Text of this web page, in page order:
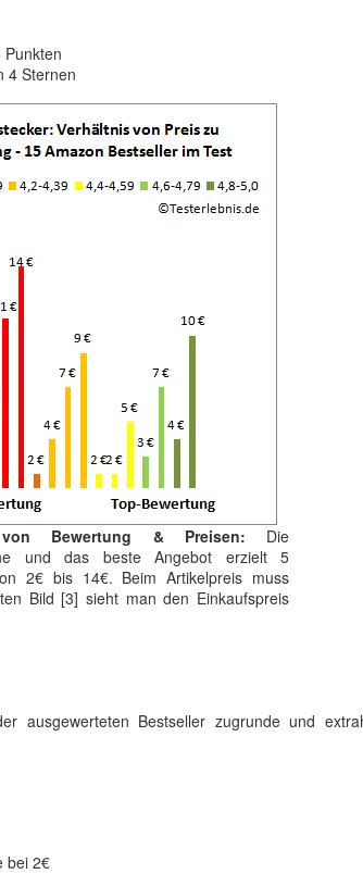
4 Sternen
Bewertung & Preisen: Die
und das beste Angebot erzielt 5
2€ bis 14€. Beim Artikelpreis muss
Bild [3] sieht man den Einkaufspreis
ausgewerteten Bestseller zugrunde und
bei 2€